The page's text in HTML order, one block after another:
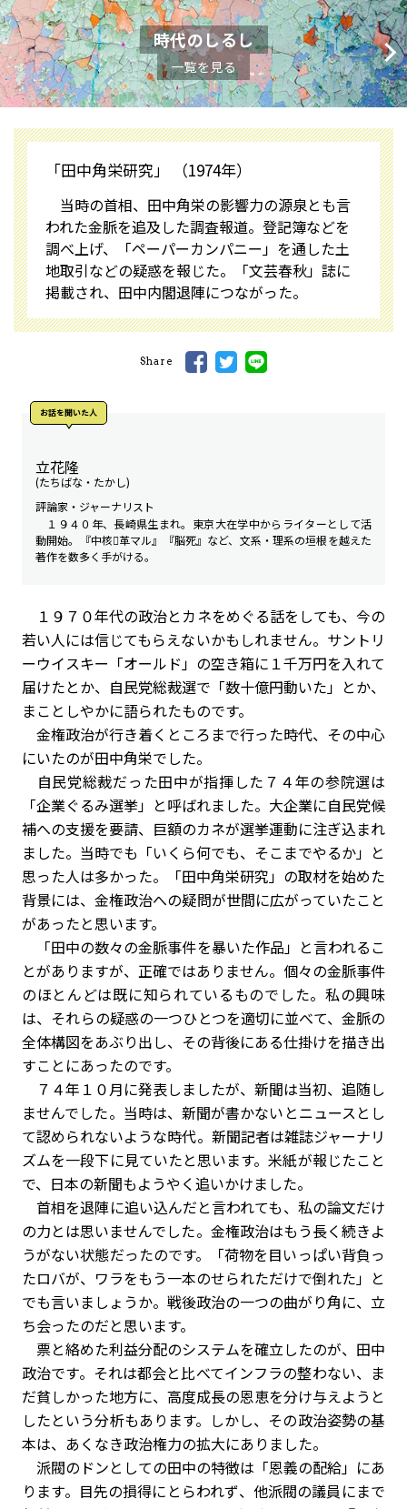
時代のしるし
一覧を見る
「田中角栄研究」 （1974年）
当時の首相、田中角栄の影響力の源泉とも言
われた金脈を追及した調査報道。登記簿などを
調べ上げ、「ペーパーカンパニー」を通した土
地取引などの疑惑を報じた。「文芸春秋」誌に
掲載され、田中内閣退陣につながった。
Share
お話を聞いた⼈
立花隆
(たちばな・たかし)
評論家・ジャーナリスト
１９４０年、長崎県生まれ。東京大在学中からライターとして活
動開始。『中核革マル』『脳死』など、文系・理系の垣根を越えた
著作を数多く手がける。
１９７０年代の政治とカネをめぐる話をしても、今の
若い人には信じてもらえないかもしれません。サントリ
ーウイスキー「オールド」の空き箱に１千万円を入れて
届けたとか、自民党総裁選で「数十億円動いた」とか、
まことしやかに語られたものです。
金権政治が行き着くところまで行った時代、その中心
にいたのが田中角栄でした。
自民党総裁だった田中が指揮した７４年の参院選は
「企業ぐるみ選挙」と呼ばれました。大企業に自民党候
補への支援を要請、巨額のカネが選挙運動に注ぎ込まれ
ました。当時でも「いくら何でも、そこまでやるか」と
思った人は多かった。「田中角栄研究」の取材を始めた
背景には、金権政治への疑問が世間に広がっていたこと
があったと思います。
「田中の数々の金脈事件を暴いた作品」と言われるこ
とがありますが、正確ではありません。個々の金脈事件
のほとんどは既に知られているものでした。私の興味
は、それらの疑惑の一つひとつを適切に並べて、金脈の
全体構図をあぶり出し、その背後にある仕掛けを描き出
すことにあったのです。
７４年１０月に発表しましたが、新聞は当初、追随し
ませんでした。当時は、新聞が書かないとニュースとし
て認められないような時代。新聞記者は雑誌ジャーナリ
ズムを一段下に見ていたと思います。米紙が報じたこと
で、日本の新聞もようやく追いかけました。
首相を退陣に追い込んだと言われても、私の論文だけ
の力とは思いませんでした。金権政治はもう長く続きよ
うがない状態だったのです。「荷物を目いっぱい背負っ
たロバが、ワラをもう一本のせられただけで倒れた」と
でも言いましょうか。戦後政治の一つの曲がり角に、立
ち会ったのだと思います。
票と絡めた利益分配のシステムを確立したのが、田中
政治です。それは都会と比べてインフラの整わない、ま
だ貧しかった地方に、高度成長の恩恵を分け与えようと
したという分析もあります。しかし、その政治姿勢の基
本は、あくなき政治権力の拡大にありました。
派閥のドンとしての田中の特徴は「恩義の配給」にあ
ります。目先の損得にとらわれず、他派閥の議員にまで